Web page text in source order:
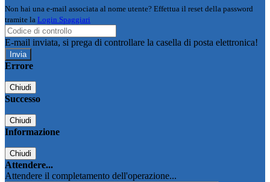
Non hai una e-mail associata al nome utente? Effettua il reset della password
tramite la Login Spaggiari
E-mail inviata, si prega di controllare la casella di posta elettronica!
Errore
Chiudi
Successo
Chiudi
Informazione
Chiudi
Attendere...
Attendere il completamento dell'operazione...